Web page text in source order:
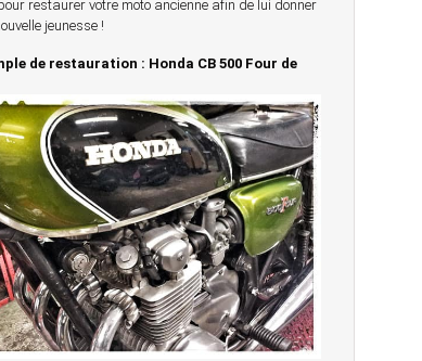
restaurer votre moto ancienne afin de lui donner
jeunesse !
de restauration : Honda CB 500 Four de